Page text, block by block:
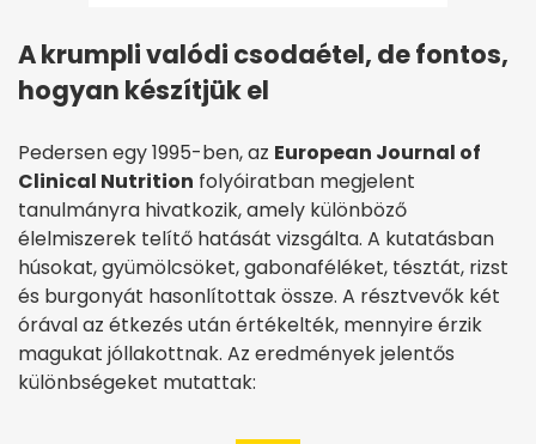
A krumpli valódi csodaétel, de fontos,
hogyan készítjük el
Pedersen egy 1995-ben, az European Journal of
Clinical Nutrition folyóiratban megjelent
tanulmányra hivatkozik, amely különböző
élelmiszerek telítő hatását vizsgálta. A kutatásban
húsokat, gyümölcsöket, gabonaféléket, tésztát, rizst
és burgonyát hasonlítottak össze. A résztvevők két
órával az étkezés után értékelték, mennyire érzik
magukat jóllakottnak. Az eredmények jelentős
különbségeket mutattak: